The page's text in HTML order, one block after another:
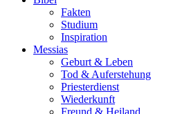
Fakten
Studium
Inspiration
Messias
Geburt & Leben
Tod & Auferstehung
Priesterdienst
Wiederkunft
Freund & Heiland